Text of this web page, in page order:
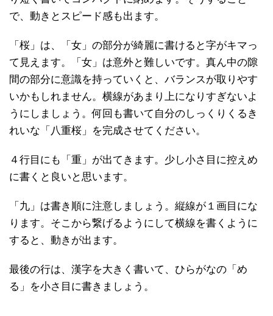
で、動きとスピード感も出ます。
「桜」は、「女」の部分が綺麗に書けると字がキマっ
て見えます。「女」は意外と難しいです。真ん中の隙
間の部分に意識を持っていくと、バランスが取りやす
いかもしれません。横線があまり上になりすぎないよ
うにしましょう。何回も書いて自分のしっくりくるき
れいな「八重桜」を完成させてください。
４行目にも「重」が出てきます。少し小さ目に控えめ
に書くと良いと思います。
「九」は書き順に注意しましょう。縦線が１画目にな
ります。そこから繋げるようにして横線を書くように
すると、動きが出ます。
最後の行は、漢字を大きく書いて、ひらがなの「め
る」を小さ目に書きましょう。